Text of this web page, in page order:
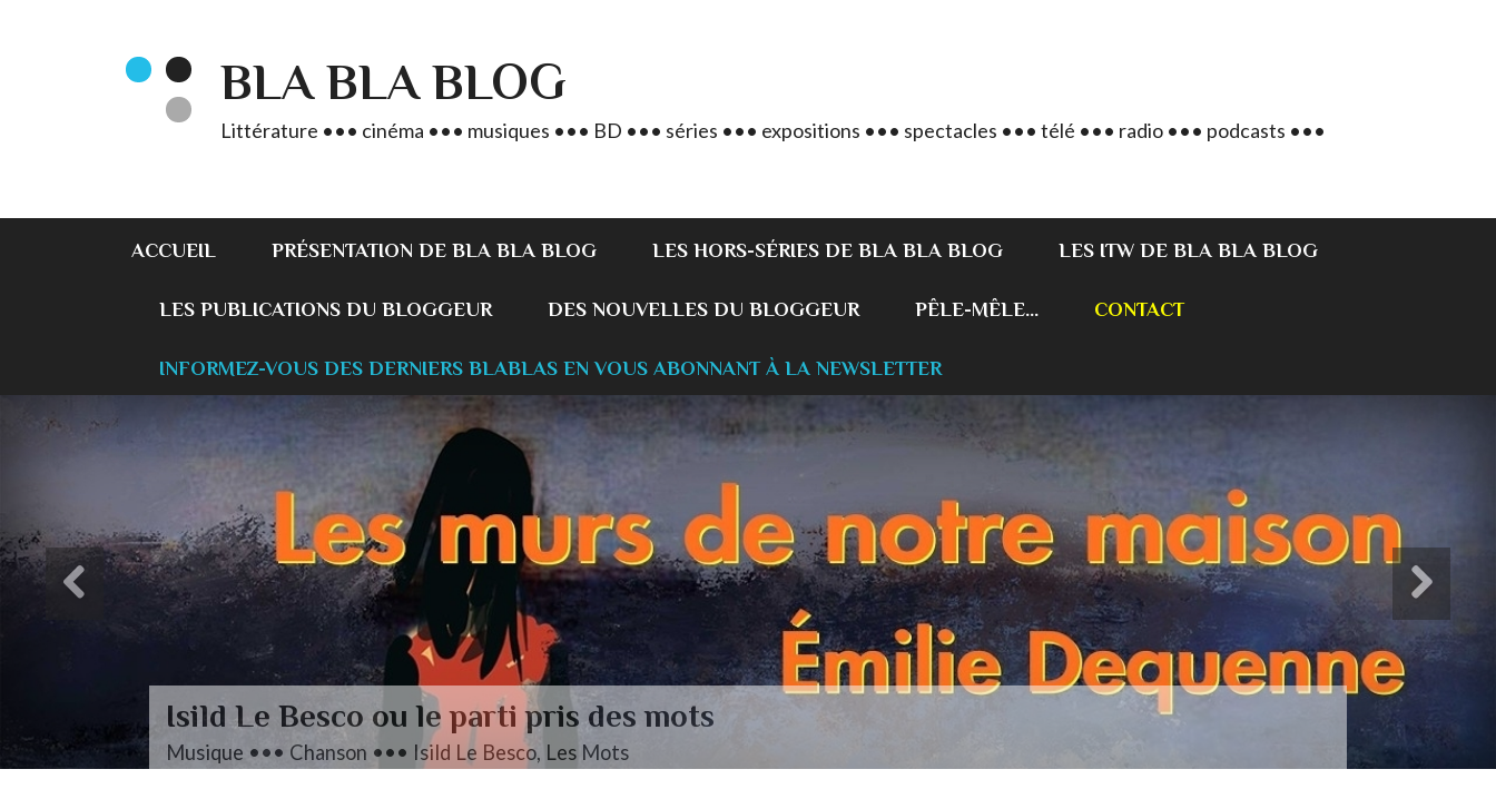
BLA BLA BLOG
Littérature ••• cinéma ••• musiques ••• BD ••• séries ••• expositions ••• spectacles ••• télé ••• radio ••• podcasts •••
ACCUEIL PRÉSENTATION DE BLA BLA BLOG LES HORS-SÉRIES DE BLA BLA BLOG LES ITW DE BLA BLA BLOG
LES PUBLICATIONS DU BLOGGEUR DES NOUVELLES DU BLOGGEUR PÊLE-MÊLE... CONTACT
INFORMEZ-VOUS DES DERNIERS BLABLAS EN VOUS ABONNANT À LA NEWSLETTER
Isild Le Besco ou le parti pris des mots
Musique ••• Chanson ••• Isild Le Besco, Les Mots